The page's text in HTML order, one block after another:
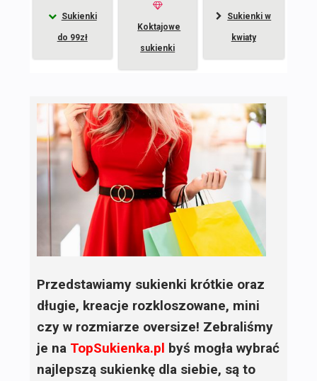
Sukienki
do 99zł
Koktajowe
sukienki
Sukienki w
kwiaty
Przedstawiamy sukienki krótkie oraz
długie, kreacje rozkloszowane, mini
czy w rozmiarze oversize! Zebraliśmy
je na TopSukienka.pl byś mogła wybrać
najlepszą sukienkę dla siebie, są to